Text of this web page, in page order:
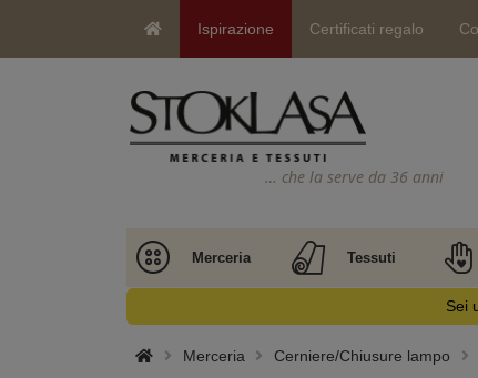
Ispirazione Certificati regalo
… che la serve da 36 anni
Merceria Tessuti
Sei
Merceria Cerniere/Chiusure lampo